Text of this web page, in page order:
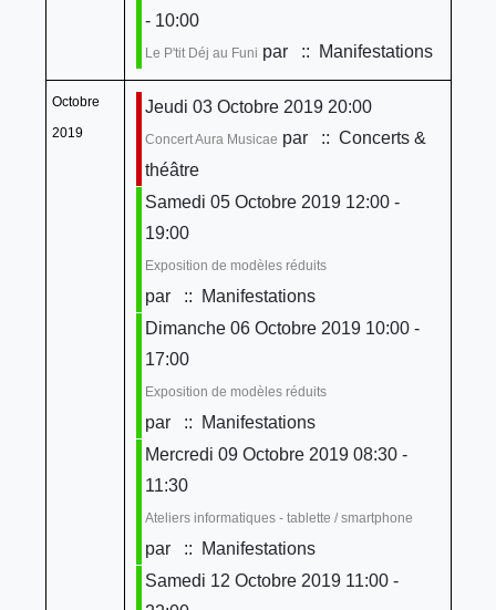
- 10:00
Le P'tit Déj au Funi par :: Manifestations
Octobre
2019
Jeudi 03 Octobre 2019 20:00
Concert Aura Musicae par
:: Concerts &
théâtre
Samedi 05 Octobre 2019 12:00 -
19:00
Exposition de modèles réduits
par
:: Manifestations
Dimanche 06 Octobre 2019 10:00 -
17:00
Exposition de modèles réduits
par
:: Manifestations
Mercredi 09 Octobre 2019 08:30 -
11:30
Ateliers informatiques - tablette / smartphone
par
:: Manifestations
Samedi 12 Octobre 2019 11:00 -